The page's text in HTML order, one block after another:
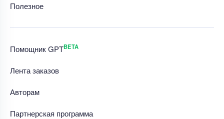
Полезное
Помощник GPTBETA
Лента заказов
Авторам
Партнерская программа